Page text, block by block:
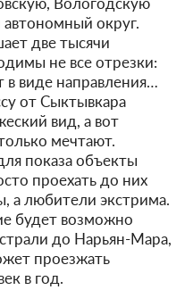
округ.
две тысячи
не все отрезки:
в виде направления…
от Сыктывкара
вид, а вот
мечтают.
показа объекты
проехать до них
а любители экстрима.
будет возможно
до Нарьян-Мара,
проезжать
в год.